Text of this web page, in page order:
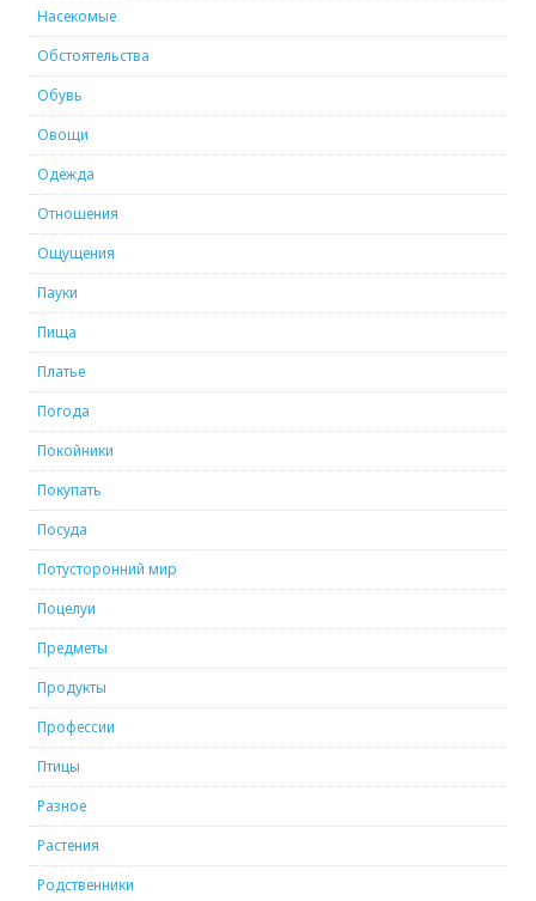
Насекомые
Обстоятельства
Обувь
Овощи
Одежда
Отношения
Ощущения
Пауки
Пища
Платье
Погода
Покойники
Покупать
Посуда
Потусторонний мир
Поцелуи
Предметы
Продукты
Профессии
Птицы
Разное
Растения
Родственники